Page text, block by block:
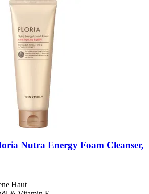
Nutra Energy Foam Cleanser,
Haut